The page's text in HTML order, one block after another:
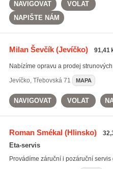
NAVIGOVAT
VOLAT
NAPIŠTE NÁM
Milan Ševčík(Jevíčko) 91,41
Nabízíme opravu a prodej
Jevíčko, Třebovská 71 MAPA
NAVIGOVAT VOLAT
Roman Smékal(Hlinsko)
Eta-servis
Provádíme záruční i pozáruční